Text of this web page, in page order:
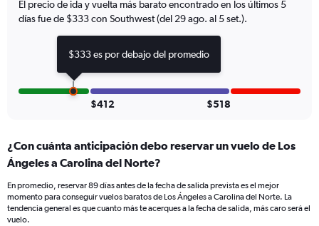
axes
displaying
Number
of
El precio de ida y vuelta más barato encontrado en los últimos 5
días fue de $333 con Southwest (del 29 ago. al 5 set.).
$412 $518
¿Con cuánta anticipación debo reservar un vuelo de Los
Ángeles a Carolina del Norte?
En promedio, reservar 89 días antes de la fecha de salida prevista es el mejor
momento para conseguir vuelos baratos de Los Ángeles a Carolina del Norte. La
tendencia general es que cuanto más te acerques a la fecha de salida, más caro será el
vuelo.
$333 es por debajo del promedio